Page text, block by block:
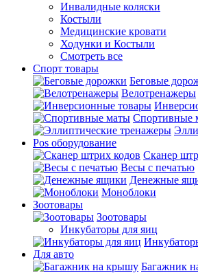
Инвалидные коляски
Костыли
Медицинские кровати
Ходунки и Костыли
Смотреть все
Спорт товары
Беговые
Велотренажеры
Спортивные
Pos оборудование
Cканер
Весы с печатью
Денежные
Моноблоки
Зоотовары
Зоотовары
Инкубаторы для яиц
Для авто
Багажник